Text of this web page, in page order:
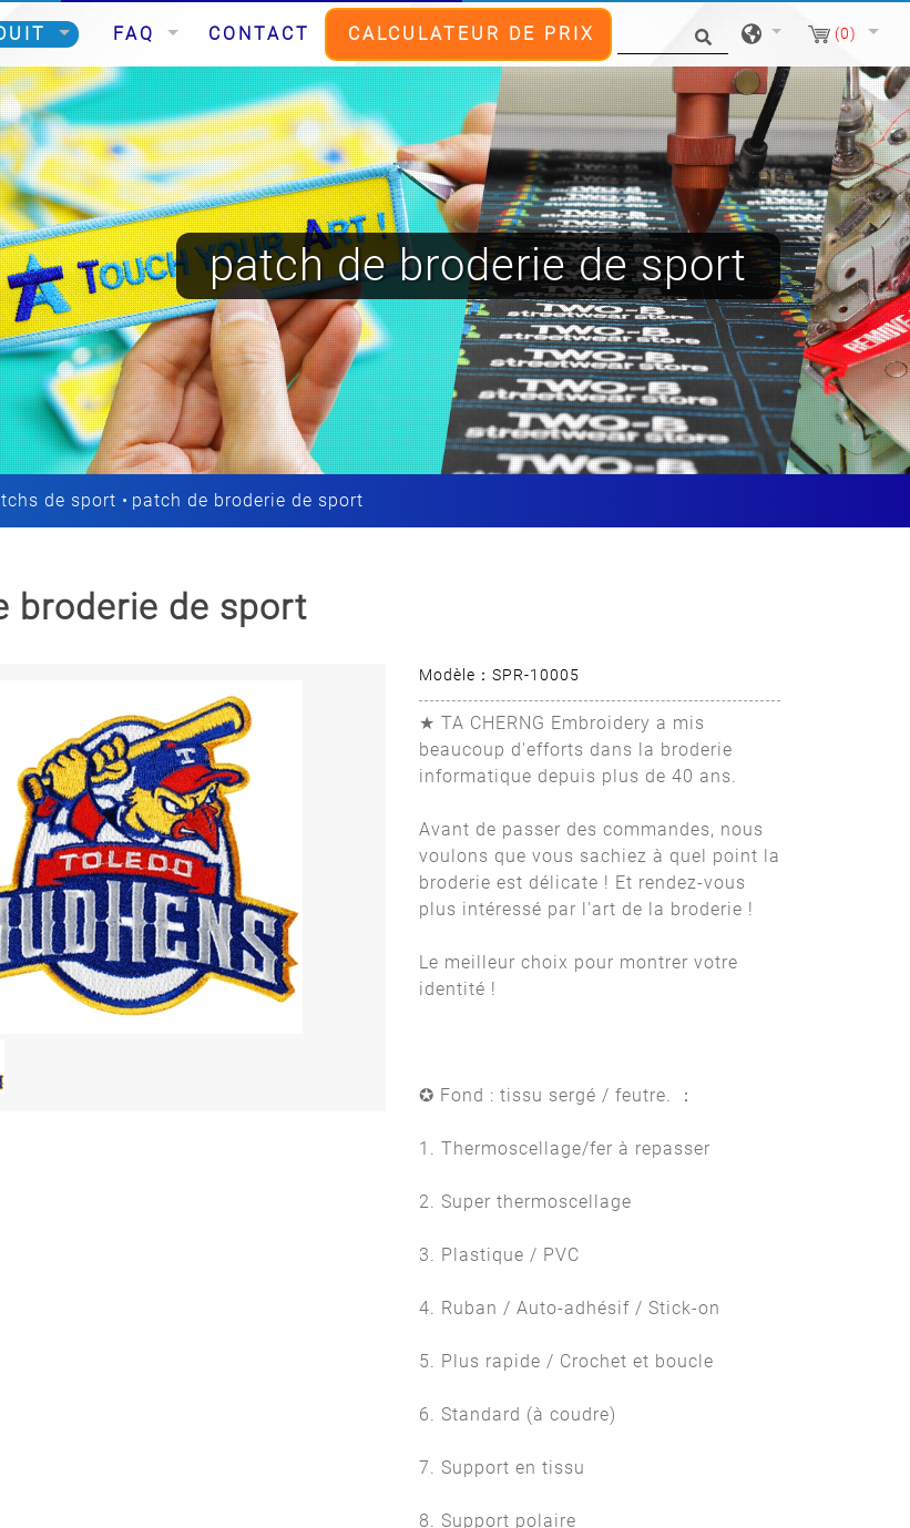
FAQ CONTACT CALCULATEUR DE PRIX (0)
patch de broderie de sport
de sport patch de broderie de sport
broderie de sport
Modèle：SPR-10005
★ TA CHERNG Embroidery a mis
beaucoup d'efforts dans la broderie
informatique depuis plus de 40 ans.
Avant de passer des commandes, nous
voulons que vous sachiez à quel point la
broderie est délicate ! Et rendez-vous
plus intéressé par l'art de la broderie !
Le meilleur choix pour montrer votre
identité !
✪ Fond : tissu sergé / feutre. ：
1. Thermoscellage/fer à repasser
2. Super thermoscellage
3. Plastique / PVC
4. Ruban / Auto-adhésif / Stick-on
5. Plus rapide / Crochet et boucle
6. Standard (à coudre)
7. Support en tissu
8. Support polaire